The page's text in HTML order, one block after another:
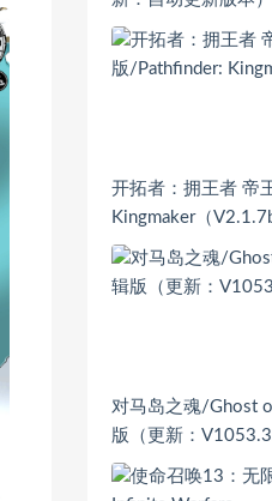
开拓者：拥王者 帝
Kingmaker（V2.1.7b
对马岛之魂/Ghost
版（更新：